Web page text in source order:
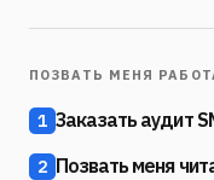
ПОЗВАТЬ МЕНЯ
1 Заказать аудит
2 Позвать меня